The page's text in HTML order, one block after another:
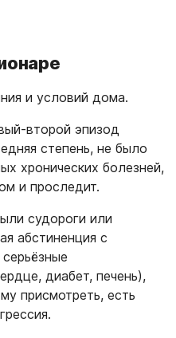
и условий дома.
второй эпизод
степень, не было
хронических болезней,
и проследит.
судороги или
абстиненция с
диабет, печень),
присмотреть, есть